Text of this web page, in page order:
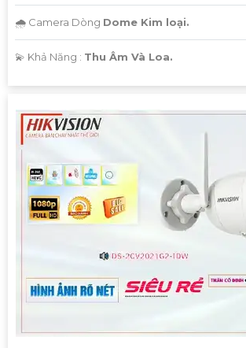
🌧️ Camera Dòng Dome Kim loại.
️💫 Khả Năng : Thu Âm Và Loa.